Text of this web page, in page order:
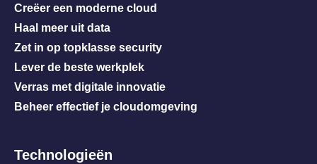
Creëer een moderne cloud
Haal meer uit data
Zet in op topklasse security
Lever de beste werkplek
Verras met digitale innovatie
Beheer effectief je cloudomgeving
Technologieën